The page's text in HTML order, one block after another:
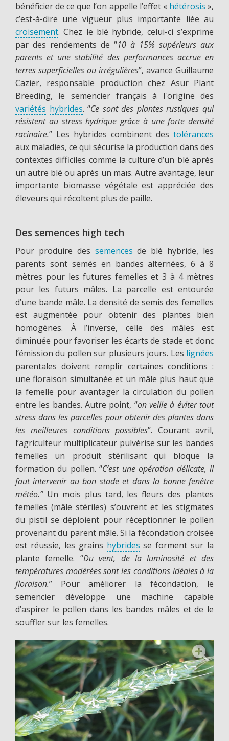
bénéficier de ce que l’on appelle l’effet « hétérosis »,
c’est-à-dire une vigueur plus importante liée au
croisement. Chez le blé hybride, celui-ci s’exprime
par des rendements de “10 à 15% supérieurs aux
parents et une stabilité des performances accrue en
terres superficielles ou irrégulières”, avance Guillaume
Cazier, responsable production chez Asur Plant
Breeding, le semencier français à l'origine des
variétés hybrides. “Ce sont des plantes rustiques qui
résistent au stress hydrique grâce à une forte densité
racinaire.” Les hybrides combinent des tolérances
aux maladies, ce qui sécurise la production dans des
contextes difficiles comme la culture d’un blé après
un autre blé ou après un maïs. Autre avantage, leur
importante biomasse végétale est appréciée des
éleveurs qui récoltent plus de paille.
Des semences high tech
Pour produire des semences de blé hybride, les
parents sont semés en bandes alternées, 6 à 8
mètres pour les futures femelles et 3 à 4 mètres
pour les futurs mâles. La parcelle est entourée
d’une bande mâle. La densité de semis des femelles
est augmentée pour obtenir des plantes bien
homogènes. À l’inverse, celle des mâles est
diminuée pour favoriser les écarts de stade et donc
l’émission du pollen sur plusieurs jours. Les lignées
parentales doivent remplir certaines conditions :
une floraison simultanée et un mâle plus haut que
la femelle pour avantager la circulation du pollen
entre les bandes. Autre point, “on veille à éviter tout
stress dans les parcelles pour obtenir des plantes dans
les meilleures conditions possibles”. Courant avril,
l’agriculteur multiplicateur pulvérise sur les bandes
femelles un produit stérilisant qui bloque la
formation du pollen. “C’est une opération délicate, il
faut intervenir au bon stade et dans la bonne fenêtre
météo.”Un mois plus tard, les fleurs des plantes
femelles (mâle stériles) s’ouvrent et les stigmates
du pistil se déploient pour réceptionner le pollen
provenant du parent mâle. Si la fécondation croisée
est réussie, les grains hybrides se forment sur la
plante femelle. “Du vent, de la luminosité et des
températures modérées sont les conditions idéales à la
floraison.” Pour améliorer la fécondation, le
semencier développe une machine capable
d’aspirer le pollen dans les bandes mâles et de le
souffler sur les femelles.